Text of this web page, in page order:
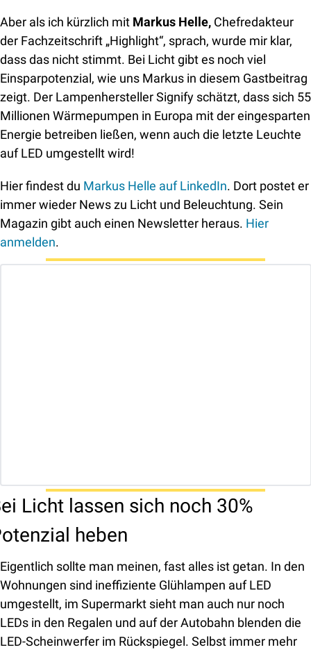
Aber als ich kürzlich mit Markus Helle, Chefredakteur
der Fachzeitschrift „Highlight“, sprach, wurde mir klar,
dass das nicht stimmt. Bei Licht gibt es noch viel
Einsparpotenzial, wie uns Markus in diesem Gastbeitrag
zeigt. Der Lampenhersteller Signify schätzt, dass sich 55
Millionen Wärmepumpen in Europa mit der eingesparten
Energie betreiben ließen, wenn auch die letzte Leuchte
auf LED umgestellt wird!
Hier findest du Markus Helle auf LinkedIn. Dort postet er
immer wieder News zu Licht und Beleuchtung. Sein
Magazin gibt auch einen Newsletter heraus. Hier
anmelden.
Licht lassen sich noch 30%
heben
Eigentlich sollte man meinen, fast alles ist getan. In den
Wohnungen sind ineffiziente Glühlampen auf LED
umgestellt, im Supermarkt sieht man auch nur noch
LEDs in den Regalen und auf der Autobahn blenden die
LED-Scheinwerfer im Rückspiegel. Selbst immer mehr